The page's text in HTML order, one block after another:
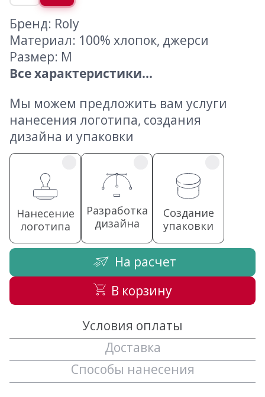
Бренд: Roly
Материал: 100% хлопок, джерси
Размер: M
Все характеристики...
Мы можем предложить вам услуги
нанесения логотипа, создания
дизайна и упаковки
Нанесение
логотипа
Разработка
дизайна
Создание
упаковки
На расчет
В корзину
Условия оплаты
Доставка
Способы нанесения